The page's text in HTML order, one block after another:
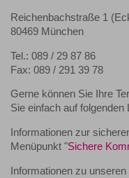
Reichenbachstraße 1
80469 München
Tel.: 089 / 29 87 86
Fax: 089 / 291 39 78
Gerne können Sie Ihre
Sie einfach auf folgenden
Informationen zur
Menüpunkt "Sichere
Informationen zu